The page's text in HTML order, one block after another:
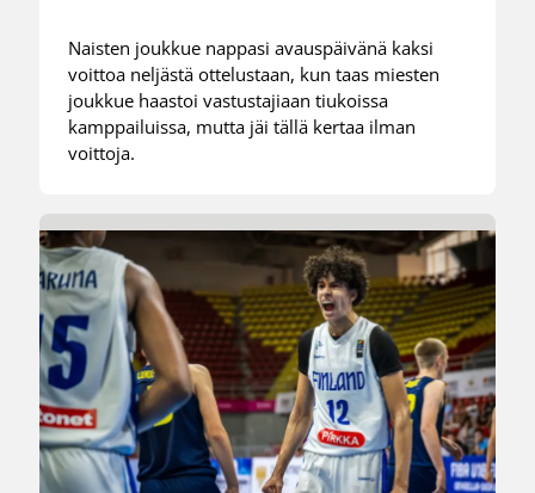
Naisten joukkue nappasi avauspäivänä kaksi
voittoa neljästä ottelustaan, kun taas miesten
joukkue haastoi vastustajiaan tiukoissa
kamppailuissa, mutta jäi tällä kertaa ilman
voittoja.